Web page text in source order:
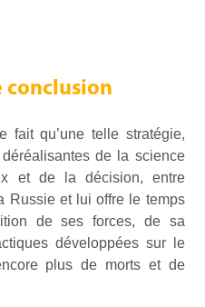
conclusion
fait qu’une telle stratégie,
de la science
et de la décision, entre
Russie et lui offre le temps
de ses forces, de sa
développées sur le
plus de morts et de